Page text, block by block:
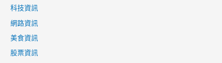
科技資訊
網路資訊
美食資訊
股票資訊